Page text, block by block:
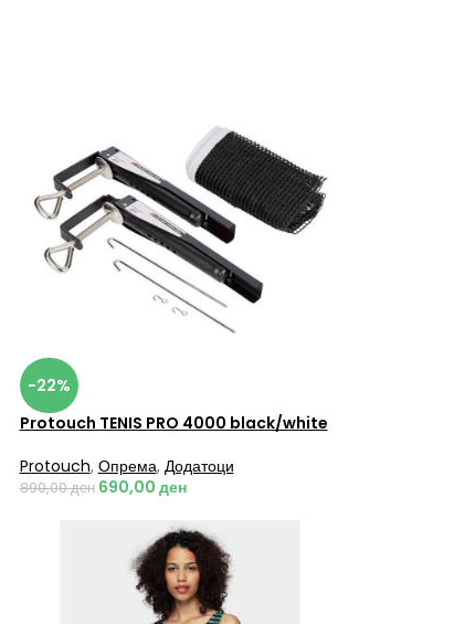
-22%
Protouch TENIS PRO 4000 black/white
Protouch, Опрема, Додатоци
890,00ден 690,00 ден